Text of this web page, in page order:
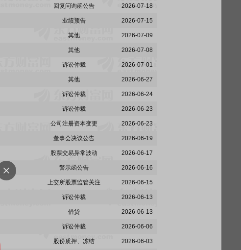
回复问询函公告 2026-07-18
业绩预告 2026-07-15
其他 2026-07-09
其他 2026-07-08
诉讼仲裁 2026-07-01
其他 2026-06-27
诉讼仲裁 2026-06-24
诉讼仲裁 2026-06-23
公司注册资本变更 2026-06-23
董事会决议公告 2026-06-19
股票交易异常波动 2026-06-17
警示函公告 2026-06-16
上交所股票监管关注 2026-06-15
诉讼仲裁 2026-06-13
借贷 2026-06-13
诉讼仲裁 2026-06-06
股份质押、冻结 2026-06-03